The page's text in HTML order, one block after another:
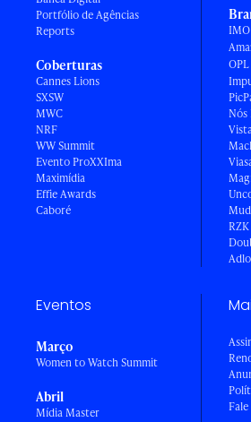
Portfólio de Agências
Reports
Coberturas
Cannes Lions
SXSW
MWC
NRF
WW Summit
Evento ProXXIma
Maximídia
Effie Awards
Caboré
IMO
Nós
Eventos
Março
Women to Watch Summit
Abril
Mídia Master